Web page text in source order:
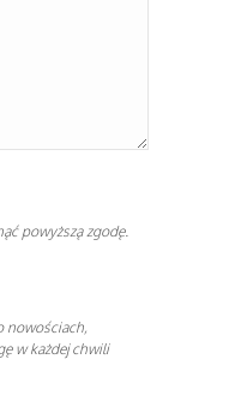
powyższą zgodę.
nowościach,
w każdej chwili